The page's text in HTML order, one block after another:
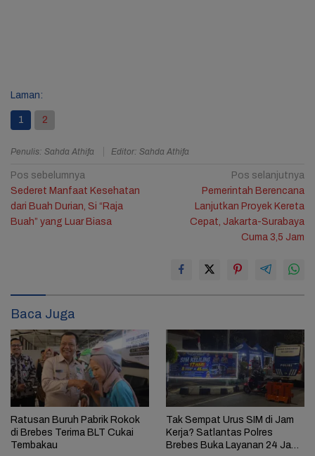
Laman:
1 2
Penulis: Sahda Athifa Editor: Sahda Athifa
Navigasi
pos
Pos sebelumnya
Sederet Manfaat Kesehatan
dari Buah Durian, Si “Raja
Buah” yang Luar Biasa
Pos selanjutnya
Pemerintah Berencana
Lanjutkan Proyek Kereta
Cepat, Jakarta-Surabaya
Cuma 3,5 Jam
Baca Juga
Ratusan Buruh Pabrik Rokok
di Brebes Terima BLT Cukai
Tembakau
Tak Sempat Urus SIM di Jam
Kerja? Satlantas Polres
Brebes Buka Layanan 24 Jam